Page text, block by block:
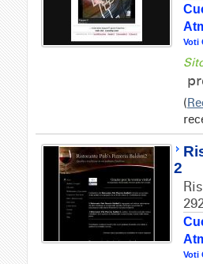
Voti
(
2
Voti